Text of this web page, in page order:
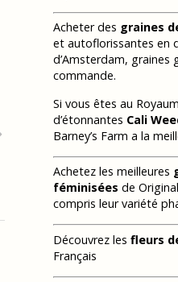
Acheter des graines
et autoflorissantes en
d’Amsterdam, graines
commande.
Si vous êtes au
d’étonnantes Cali
Barney’s Farm a la
Achetez les meilleures
féminisées de
compris leur variété
Découvrez les fleurs
Français